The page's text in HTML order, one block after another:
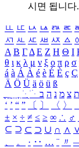
시면 됩니다.
ㅥ ㅦ ㅧ ㅨ ㅩ ㅪ
ㅺ ㅻ ㅼ ㅽ ㅾ ㅿ
Α Β ΓΔ Ε Ζ Η Θ Ι
θ ι κ λ μ ν ξ ο π ρ σ
á à Á À é è É È ç Ç
Ä Ö Ü ä ö ü ß
ִֶֹ ֻּ ׁׂ ת צ מ נ ה ב
‘ ’ “ ” 〔 〕 〈 〉
± × ÷ ≠ ≤ ≥ ∞ ∴ ♂
⊆ ⊇ ⊂ ⊃ ∪ ∩ ∧ ∨
、
。 · ‥ … ¨ 〃